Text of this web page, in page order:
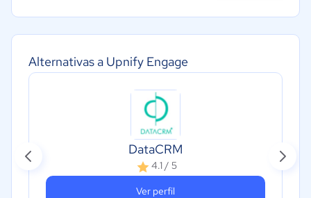
Alternativas a Upnify Engage
DataCRM
4.1 / 5
Ver perfil